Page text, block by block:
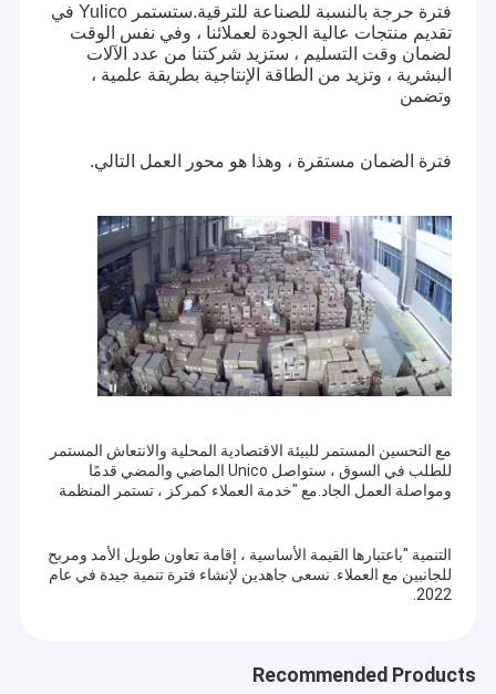
فترة حرجة بالنسبة للصناعة للترقية.ستستمر Yulico في
تقديم منتجات عالية الجودة لعملائنا ، وفي نفس الوقت
لضمان وقت التسليم ، ستزيد شركتنا من عدد الآلات
البشرية ، وتزيد من الطاقة الإنتاجية بطريقة علمية ،
وتضمن
فترة الضمان مستقرة ، وهذا هو محور العمل التالي.
مع التحسين المستمر للبيئة الاقتصادية المحلية والانتعاش المستمر
للطلب في السوق ، ستواصل Unico الماضي والمضي قدمًا
ومواصلة العمل الجاد.مع "خدمة العملاء كمركز ، تستمر المنظمة
التنمية "باعتبارها القيمة الأساسية ، إقامة تعاون طويل الأمد ومربح
للجانبين مع العملاء. نسعى جاهدين لإنشاء فترة تنمية جيدة في عام
2022.
Recommended Products